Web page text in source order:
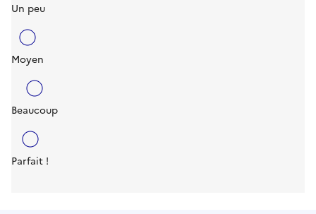
Un peu
Moyen
Beaucoup
Parfait !